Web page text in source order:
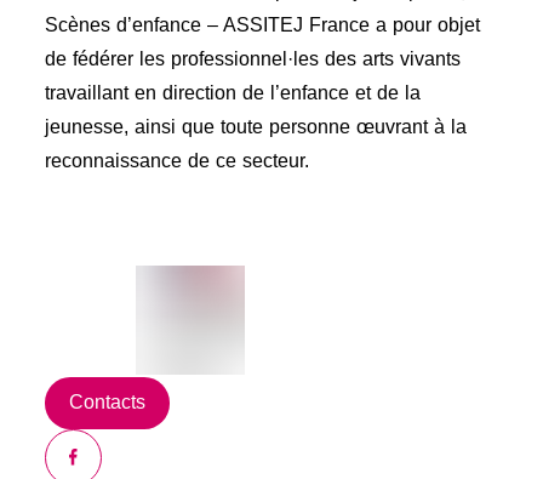
Scènes d’enfance – ASSITEJ France a pour objet
de fédérer les professionnel·les des arts vivants
travaillant en direction de l’enfance et de la
jeunesse, ainsi que toute personne œuvrant à la
reconnaissance de ce secteur.
Contacts